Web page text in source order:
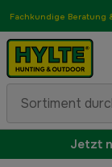
Fachkundige Beratung
Jetzt